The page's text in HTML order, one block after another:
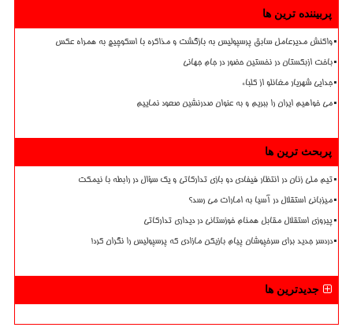
پربیننده ترین ها
واکنش مدیرعامل سابق پرسپولیس به بازگشت و مذاکره با اسکوچیچ به همراه عکس
باخت ازبکستان در نخستین حضور در جام جهانی
جدایی شهریار مغانلو از کلباء
می خواهیم ایران را ببریم و به عنوان صدرنشین صعود نماییم
پربحث ترین ها
تیم ملی زنان در انتظار فیفادی دو بازی تدارکاتی و یک سؤال در رابطه با نیمکت
میزبانی استقلال در آسیا به امارات می رسد؟
پیروزی استقلال مقابل همنام خوزستانی در دیداری تدارکاتی
دردسر جدید برای سرخپوشان پیام بازیکن مازادی که پرسپولیس را نگران کرد!
جدیدترین ها